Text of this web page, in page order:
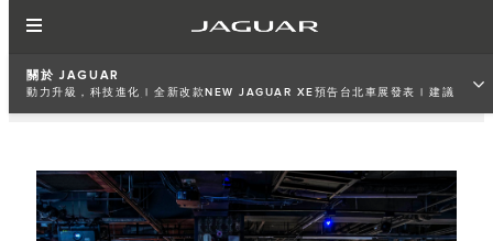
關於 JAGUAR
動力升級，科技進化 | 全新改款NEW JAGUAR XE預告台北車展發表 | 建議